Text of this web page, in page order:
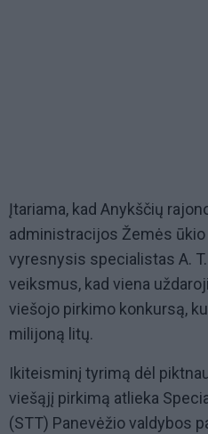
Įtariama, kad Anykščių
administracijos Žemės ūkio
vyresnysis specialistas A.
veiksmus, kad viena
viešojo pirkimo konkursą,
milijoną litų.
Ikiteisminį tyrimą dėl
viešąjį pirkimą atlieka
(STT) Panevėžio valdybos